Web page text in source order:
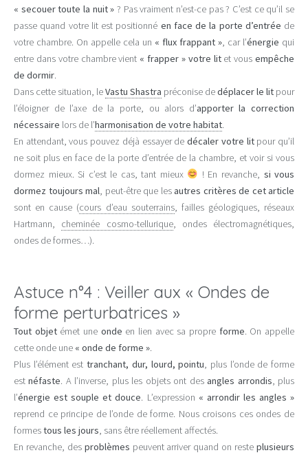
« secouer toute la nuit » ? Pas vraiment n’est-ce pas ? C’est ce qu’il se
passe quand votre lit est positionné en face de la porte d’entrée de
votre chambre. On appelle cela un « flux frappant », car l’énergie qui
entre dans votre chambre vient « frapper » votre litet vousempêche
de dormir.
Dans cette situation, leVastu Shastra préconise dedéplacer le lit pour
l’éloigner de l’axe de la porte, ou alors d’apporter la correction
nécessaire lors de l’harmonisation de votre habitat.
En attendant, vous pouvez déjà essayer dedécaler votre litpour qu’il
ne soit plus en face de la porte d’entrée de la chambre, et voir si vous
dormez mieux. Si c’est le cas, tant mieux
! En revanche, si vous
dormez toujours mal, peut-être que lesautres critères de cet article
sont en cause (cours d’eau souterrains, failles géologiques, réseaux
Hartmann, cheminée cosmo-tellurique, ondes électromagnétiques,
ondes de formes…).
Astuce n°4 : Veiller aux « Ondes de
forme perturbatrices »
Tout objetémet une onde en lien avec sa propre forme. On appelle
cette onde une « onde de forme ».
Plus l’élément esttranchant, dur, lourd, pointu, plus l’onde de forme
estnéfaste. A l’inverse, plus les objets ont desangles arrondis, plus
l’énergie est souple et douce. L’expression « arrondir les angles »
reprend ce principe de l’onde de forme. Nous croisons ces ondes de
formestous les jours, sans être réellement affectés.
En revanche, des problèmes peuvent arriver quand on resteplusieurs